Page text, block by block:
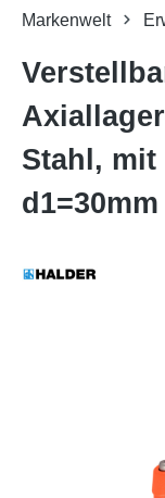
Markenwelt
Stahl, mit